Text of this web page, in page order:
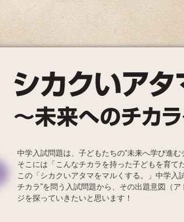
中学入試問題は、子どもたちの“未来へ学び進む
そこには「こんなチカラを持った子どもを育て
この「シカクいアタマをマルくする。」中学入
チカラ”を問う入試問題から、その出題意図（
ジを探っていきたいと思います！